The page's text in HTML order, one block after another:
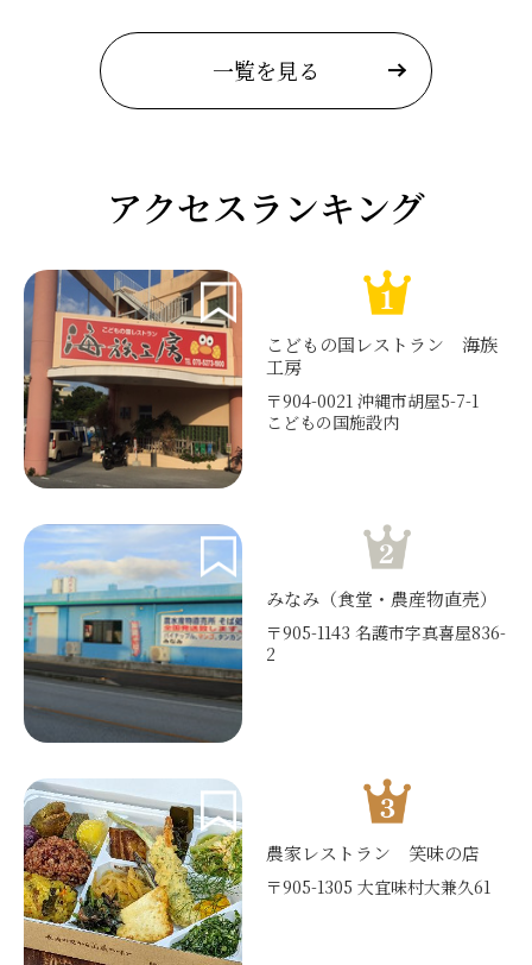
一覧を見る
アクセスランキング
こどもの国レストラン 海族
工房
〒904-0021 沖縄市胡屋5-7-1
こどもの国施設内
みなみ（食堂・農産物直売）
〒905-1143 名護市字真喜屋836-
2
農家レストラン 笑味の店
〒905-1305 大宜味村大兼久61